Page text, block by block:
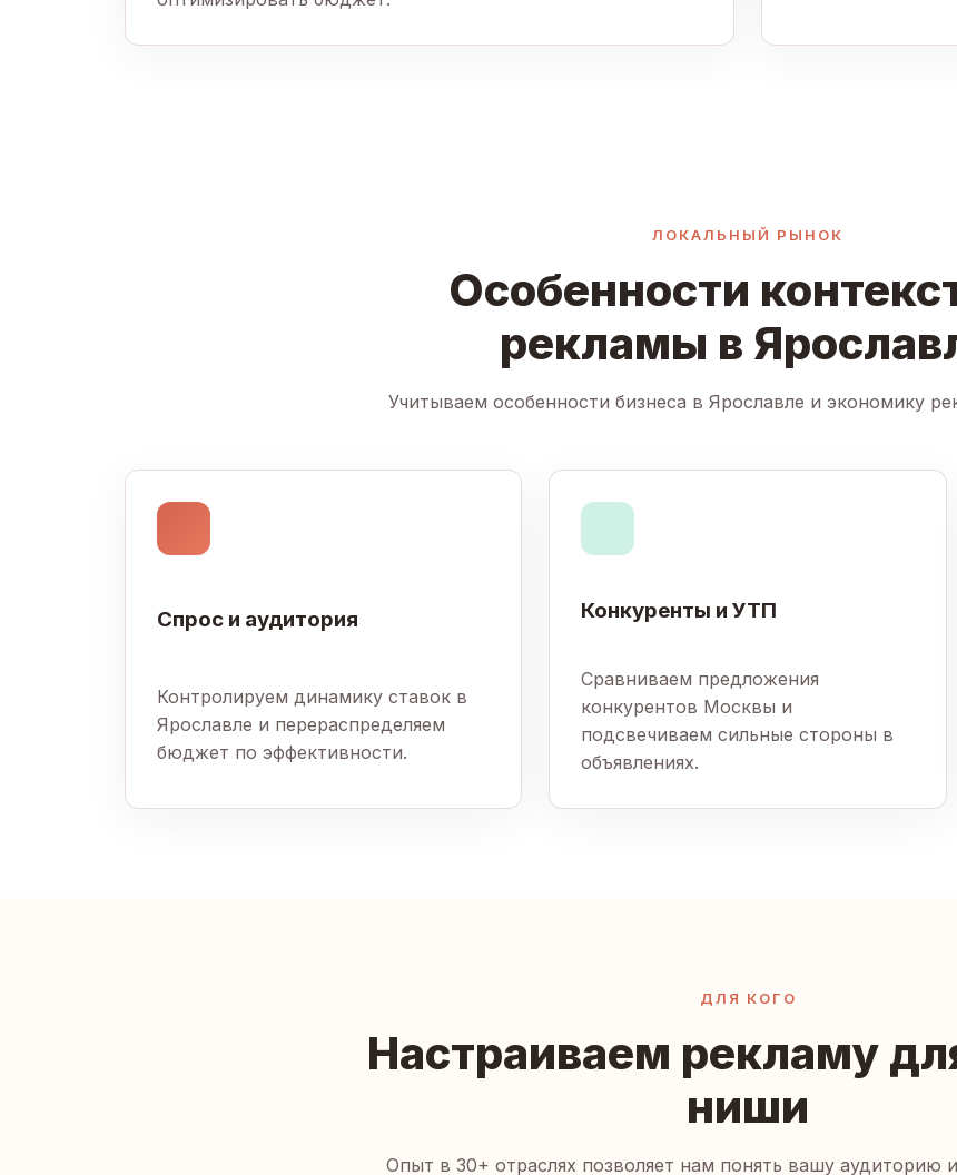
ЛОКАЛЬНЫЙ РЫНОК
Особенности
рекламы в
Учитываем особенности бизнеса в Ярославле и экономику
Спрос и аудитория
Контролируем динамику ставок в
Ярославле и перераспределяем
бюджет по эффективности.
Конкуренты и УТП
Сравниваем предложения
конкурентов Москвы и
подсвечиваем сильные стороны в
объявлениях.
ДЛЯ КОГО
Настраиваем рекламу
ниши
Опыт в 30+ отраслях позволяет нам понять вашу аудиторию и